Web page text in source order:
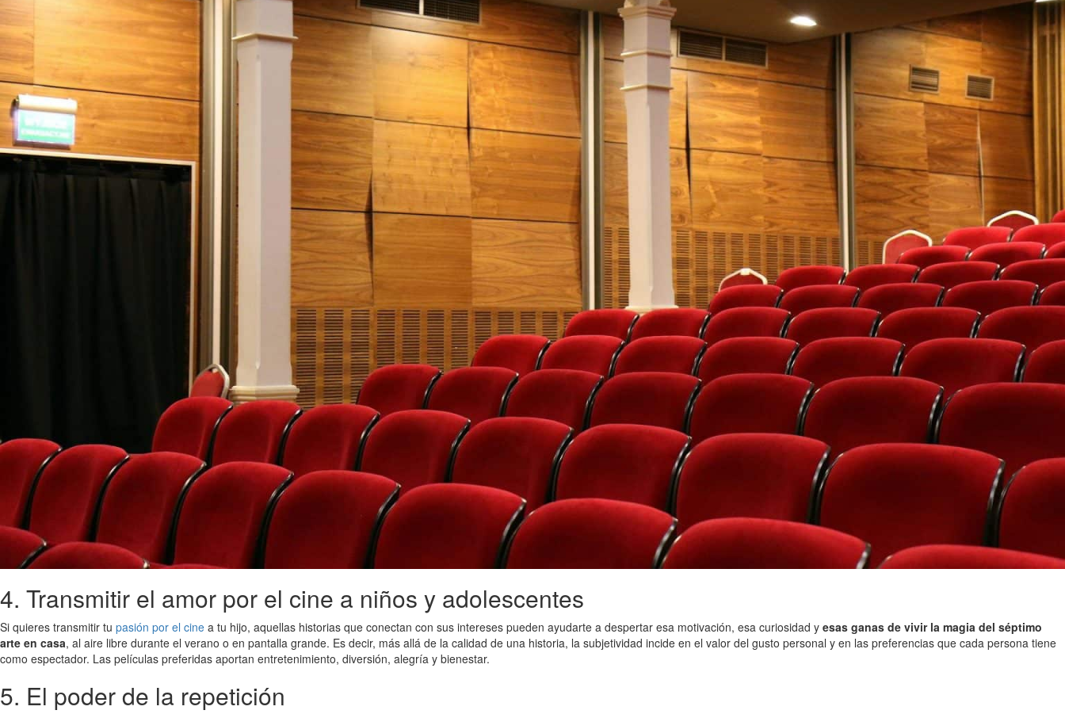
4. Transmitir el amor por el cine a niños y adolescentes
Si quieres transmitir tu pasión por el cine a tu hijo, aquellas historias que conectan con sus intereses pueden ayudarte a despertar esa motivación, esa curiosidad y esas ganas de vivir la magia del séptimo
arte en casa, al aire libre durante el verano o en pantalla grande. Es decir, más allá de la calidad de una historia, la subjetividad incide en el valor del gusto personal y en las preferencias que cada persona tiene
como espectador. Las películas preferidas aportan entretenimiento, diversión, alegría y bienestar.
5. El poder de la repetición